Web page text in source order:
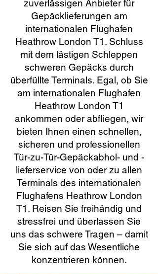
zuverlässigen Anbieter für
Gepäcklieferungen am
internationalen Flughafen
Heathrow London T1. Schluss
mit dem lästigen Schleppen
schweren Gepäcks durch
überfüllte Terminals. Egal, ob Sie
am internationalen Flughafen
Heathrow London T1
ankommen oder abfliegen, wir
bieten Ihnen einen schnellen,
sicheren und professionellen
Tür-zu-Tür-Gepäckabhol- und -
lieferservice von oder zu allen
Terminals des internationalen
Flughafens Heathrow London
T1. Reisen Sie freihändig und
stressfrei und überlassen Sie
uns das schwere Tragen – damit
Sie sich auf das Wesentliche
konzentrieren können.